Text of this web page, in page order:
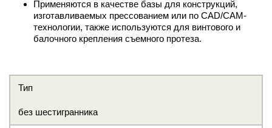
Применяются в качестве базы для конструкций,
изготавливаемых прессованием или по CAD/CAM-
технологии, также используются для винтового и
балочного крепления съемного протеза.
Тип
без шестигранника